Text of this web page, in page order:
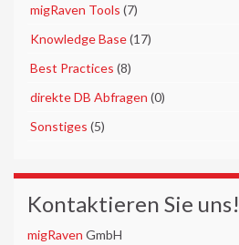
migRaven Tools (7)
Knowledge Base(17)
Best Practices (8)
direkte DB Abfragen (0)
Sonstiges (5)
Kontaktieren Sie uns!
migRaven GmbH